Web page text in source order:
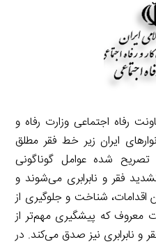
رفاه اجتماعی وزارت رفاه و
۲۰ درصد خانوارهای ایران زیر خط فقر مطلق
شده عوامل گوناگونی
فقر و نابرابری می‌شوند و
اقدامات، شناخت و جلوگیری از
معروف که پیشگیری مهم‌تر از
نابرابری نیز صدق می‌کند. در